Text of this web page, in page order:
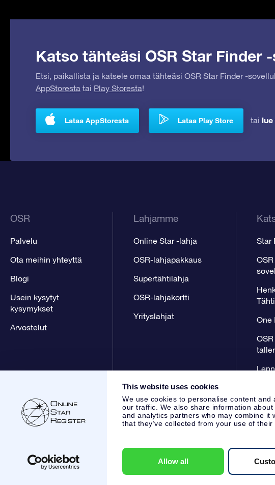
This website uses cookies
We use cookies to personalise content
our traffic. We also share information
and analytics partners who may combine it
that they’ve collected from your use of their
Allow all
Katso tähteäsi OSR Star Finder
Etsi, paikallista ja katsele omaa tähteäsi OSR Star Finder -
AppStoresta tai Play Storesta!
Lataa AppStoresta Lataa Play Store tai
OSR
Palvelu
Ota meihin yhteyttä
Blogi
Usein kysytyt
kysymykset
Arvostelut
Lahjamme
Online Star -lahja
OSR-lahjapakkaus
Supertähtilahja
OSR-lahjakortti
Yrityslahjat
Star
One
Asiakaspalvelu:help@osr.org KVK: 60333553, VAT: NL 8538.62.722B01